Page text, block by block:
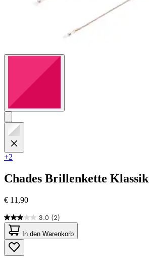
+2
Chades Brillenkette Klassik
€ 11,90
3.0 (2)
3.0
von
5
Sternen.
2
In den Warenkorb